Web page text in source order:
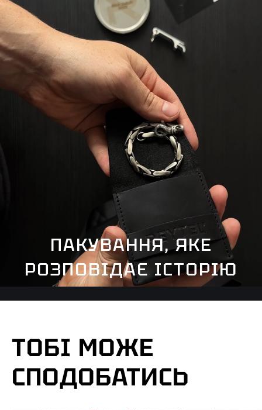
ПАКУВАННЯ, ЯКЕ
РОЗПОВІДАЄ ІСТОРІЮ
ТОБІ МОЖЕ
СПОДОБАТИСЬ